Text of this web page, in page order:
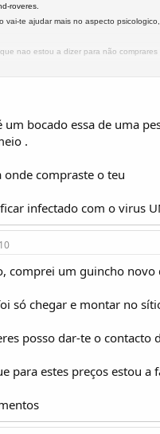
roveres.
vai-te ajudar mais no aspecto
nao estou a dizer para não
um bocado essa de uma
.
onde compraste o teu
infectado com o virus
comprei um guincho
só chegar e montar no
posso dar-te o contacto
para estes preços estou